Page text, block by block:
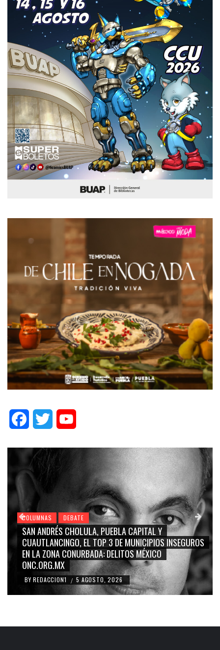
FacebookTwitter
COLUMNAS DEBATE
GRACE PALOMARES, NAY SALVATORI, SERGIO MAYER,
CARMEN SALINAS “LA CORCHOLATA”, CUAUHTÉMOC
BLANCO, SILVIA PINAL: LA TRIVIALIZACIÓN Y
RIDICULIZACIÓN DE LA REPRESENTACIÓN CIUDADANA
BY REDACCION1 / 4 AGOSTO, 2026